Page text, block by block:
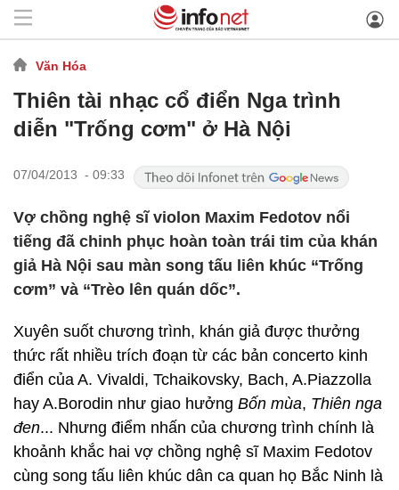
Văn Hóa
Thiên tài nhạc cổ điển Nga trình
diễn "Trống cơm" ở Hà Nội
07/04/2013 - 09:33
Vợ chồng nghệ sĩ violon Maxim Fedotov nổi
tiếng đã chinh phục hoàn toàn trái tim của khán
giả Hà Nội sau màn song tấu liên khúc “Trống
cơm” và “Trèo lên quán dốc”.
Xuyên suốt chương trình, khán giả được thưởng
thức rất nhiều trích đoạn từ các bản concerto kinh
điển của A. Vivaldi, Tchaikovsky, Bach, A.Piazzolla
hay A.Borodin như giao hưởng Bốn mùa, Thiên nga
đen... Nhưng điểm nhấn của chương trình chính là
khoảnh khắc hai vợ chồng nghệ sĩ Maxim Fedotov
cùng song tấu liên khúc dân ca quan họ Bắc Ninh là